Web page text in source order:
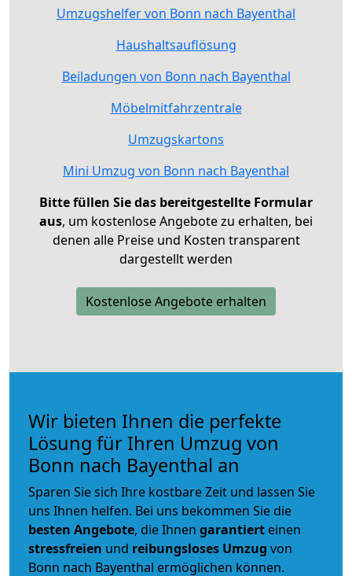
Umzugshelfer von Bonn nach Bayenthal
Haushaltsauflösung
Beiladungen von Bonn nach Bayenthal
Möbelmitfahrzentrale
Umzugskartons
Mini Umzug von Bonn nach Bayenthal
Bitte füllen Sie das bereitgestellte Formular
aus, um kostenlose Angebote zu erhalten, bei
denen alle Preise und Kosten transparent
dargestellt werden
Kostenlose Angebote erhalten
Wir bieten Ihnen die perfekte
Lösung für Ihren Umzug von
Bonn nach Bayenthal an
Sparen Sie sich Ihre kostbare Zeit und lassen Sie
uns Ihnen helfen. Bei uns bekommen Sie die
besten Angebote, die Ihnen garantiert einen
stressfreien und reibungsloses Umzug von
Bonn nach Bayenthal ermöglichen können.